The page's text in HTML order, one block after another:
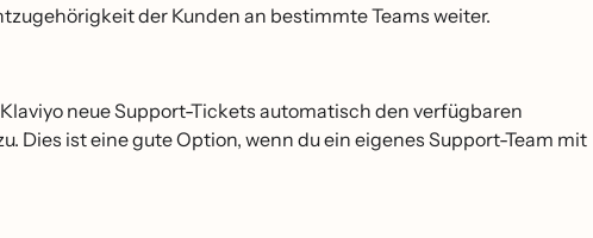
der Kunden an bestimmte Teams weiter.
neue Support-Tickets automatisch den verfügbaren
Dies ist eine gute Option, wenn du ein eigenes Support-Team mit